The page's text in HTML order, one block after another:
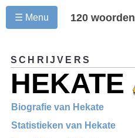
☰ Menu 120 woorden
SCHRIJVERS
HEKATE
Biografie van Hekate
Statistieken van Hekate